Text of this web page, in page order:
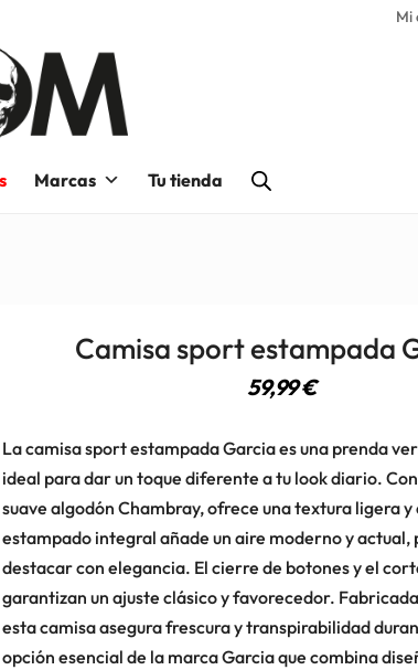
Mi
Marcas Tu tienda
Camisa sport estampada
59,99€
La camisa sport estampada Garcia es una prenda
ideal para dar un toque diferente a tu look diario.
suave algodón Chambray, ofrece una textura ligera y
estampado integral añade un aire moderno y
destacar con elegancia. El cierre de botones y el
garantizan un ajuste clásico y favorecedor.
esta camisa asegura frescura y transpirabilidad
opción esencial de la marca Garcia que combina